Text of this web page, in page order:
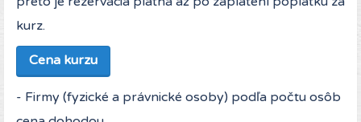
kurz.
Cena kurzu
- Firmy (fyzické a právnické osoby) podľa počtu osôb